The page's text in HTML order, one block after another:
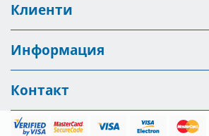
Клиенти
Информация
Контакт